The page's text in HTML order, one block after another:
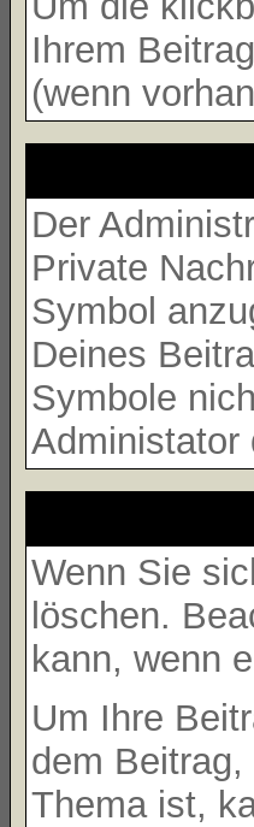
Ihrem
(wenn
Der
Private
Symbol
Deines
Symbole
Administator
Wenn Sie
löschen.
kann, wenn
Um Ihre
dem
Thema ist,